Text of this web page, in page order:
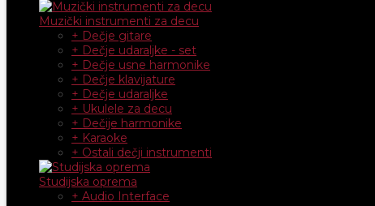
Muzički instrumenti za decu
+ Dečje gitare
+ Dečje udaraljke - set
+ Dečje usne harmonike
+ Dečje klavijature
+ Dečje udaraljke
+ Ukulele za decu
+ Dečije harmonike
+ Karaoke
+ Ostali dečji instrumenti
Studijska oprema
+ Audio Interface